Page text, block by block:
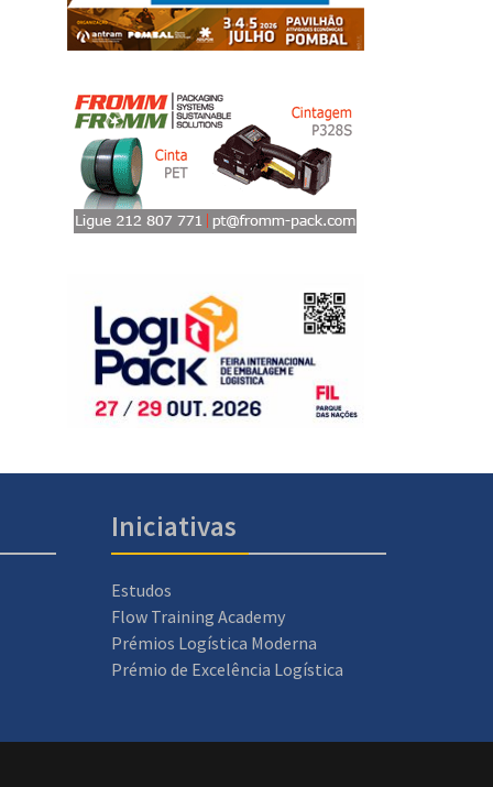
Iniciativas
Estudos
Flow Training Academy
Prémios Logística Moderna
Prémio de Excelência Logística